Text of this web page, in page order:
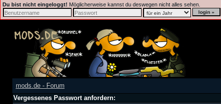
Du bist nicht eingeloggt! Möglicherweise kannst du deswegen nicht alles sehen.
mods.de - Forum
Vergessenes Passwort anfordern: